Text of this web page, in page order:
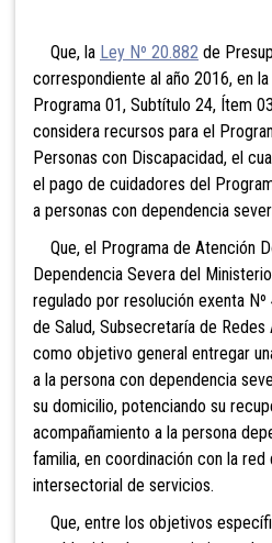
Que, la Ley Nº 20.882 de
correspondiente al año 2016, en
Programa 01, Subtítulo 24, Ítem
considera recursos para el
Personas con Discapacidad, el
el pago de cuidadores del
a personas con dependencia
Que, el Programa de Atención
Dependencia Severa del
regulado por resolución exenta
de Salud, Subsecretaría de
como objetivo general entregar
a la persona con dependencia
su domicilio, potenciando su
acompañamiento a la persona
familia, en coordinación con la red
intersectorial de servicios.
Que, entre los objetivos